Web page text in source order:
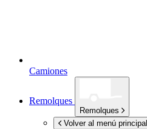
Camiones
Remolques
Remolques
Volver al menú principal